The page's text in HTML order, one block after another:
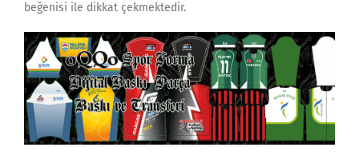
beğenisi ile dikkat çekmektedir.